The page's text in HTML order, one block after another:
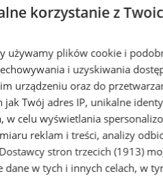
stron www - Orzesze
korzystanie z
używamy plików cookie i
i uzyskiwania
urządzeniu oraz do
jak Twój adres IP, unikalne
w celu wyświetlania
reklam i treści, analizy
Dostawcy stron trzecich (1913)
dane w tych i innych celach, w